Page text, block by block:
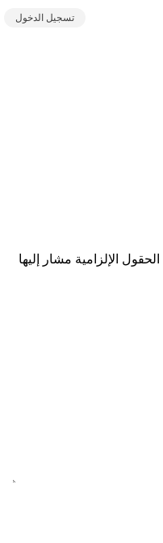
تسجيل الدخول
الحقول الإلزامية مشار إليها